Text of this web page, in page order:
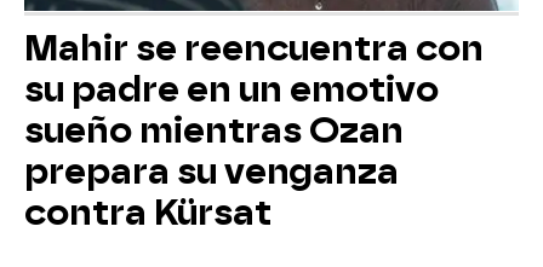
Mahir se reencuentra con
su padre en un emotivo
sueño mientras Ozan
prepara su venganza
contra Kürsat